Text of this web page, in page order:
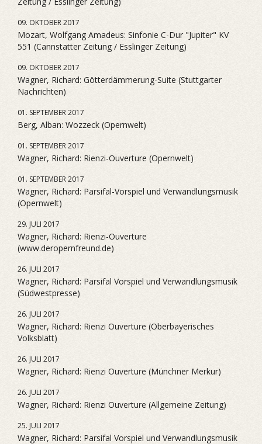
09. OKTOBER 2017
Mozart, Wolfgang Amadeus: Sinfonie C-Dur "Jupiter" KV
551 (Cannstatter Zeitung / Esslinger Zeitung)
09. OKTOBER 2017
Wagner, Richard: Götterdämmerung-Suite (Stuttgarter
Nachrichten)
01. SEPTEMBER 2017
Berg, Alban: Wozzeck (Opernwelt)
01. SEPTEMBER 2017
Wagner, Richard: Rienzi-Ouverture (Opernwelt)
01. SEPTEMBER 2017
Wagner, Richard: Parsifal-Vorspiel und Verwandlungsmusik
(Opernwelt)
29. JULI 2017
Wagner, Richard: Rienzi-Ouverture
(www.deropernfreund.de)
26. JULI 2017
Wagner, Richard: Parsifal Vorspiel und Verwandlungsmusik
(Südwestpresse)
26. JULI 2017
Wagner, Richard: Rienzi Ouverture (Oberbayerisches
Volksblatt)
26. JULI 2017
Wagner, Richard: Rienzi Ouverture (Münchner Merkur)
26. JULI 2017
Wagner, Richard: Rienzi Ouverture (Allgemeine Zeitung)
25. JULI 2017
Wagner, Richard: Parsifal Vorspiel und Verwandlungsmusik